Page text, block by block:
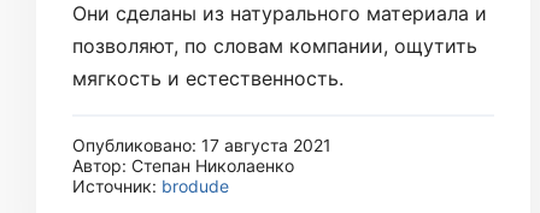
Они сделаны из натурального материала и
позволяют, по словам компании, ощутить
мягкость и естественность.
Опубликовано: 17 августа 2021
Автор: Степан Николаенко
Источник: brodude